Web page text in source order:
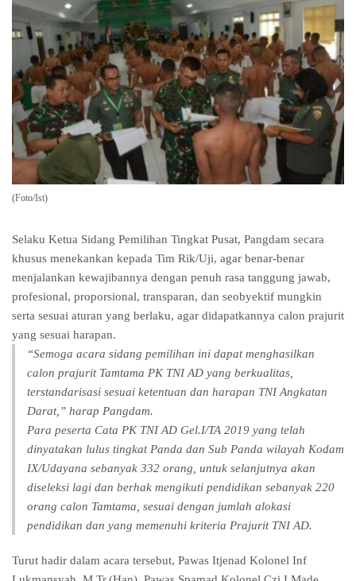
(Foto/Ist)
Selaku Ketua Sidang Pemilihan Tingkat Pusat, Pangdam secara
khusus menekankan kepada Tim Rik/Uji, agar benar-benar
menjalankan kewajibannya dengan penuh rasa tanggung jawab,
profesional, proporsional, transparan, dan seobyektif mungkin
serta sesuai aturan yang berlaku, agar didapatkannya calon prajurit
yang sesuai harapan.
“Semoga acara sidang pemilihan ini dapat menghasilkan
calon prajurit Tamtama PK TNI AD yang berkualitas,
terstandarisasi sesuai ketentuan dan harapan TNI Angkatan
Darat,” harap Pangdam.
Para peserta Cata PK TNI AD Gel.I/TA 2019 yang telah
dinyatakan lulus tingkat Panda dan Sub Panda wilayah Kodam
IX/Udayana sebanyak 332 orang, untuk selanjutnya akan
diseleksi lagi dan berhak mengikuti pendidikan sebanyak 220
orang calon Tamtama, sesuai dengan jumlah alokasi
pendidikan dan yang memenuhi kriteria Prajurit TNI AD.
Turut hadir dalam acara tersebut, Pawas Itjenad Kolonel Inf